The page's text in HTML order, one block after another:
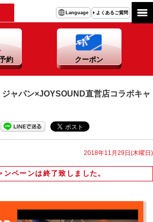
Language よくあるご質問
約 クーポン
ャパン×JOYSOUND直営店コラボキャ
2018年11月29日(木曜日)
ンペーンは終了致しました。